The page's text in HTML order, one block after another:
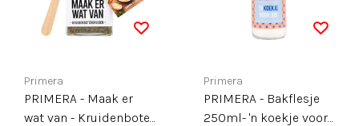
Primera
PRIMERA - Maak er
wat van - Kruidenboter
Primera
PRIMERA - Bakflesje
250ml- 'n koekje voor